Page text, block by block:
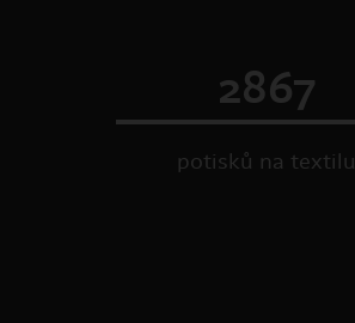
2867
potisků na textilu